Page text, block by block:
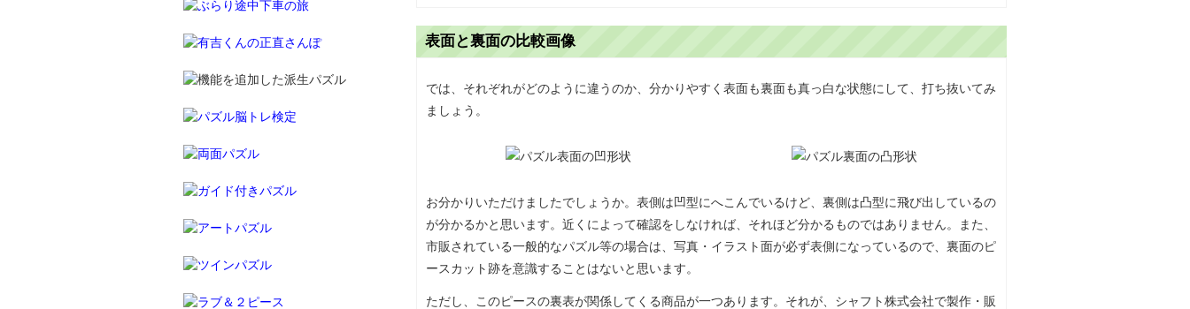
表面と裏面の比較画像
では、それぞれがどのように違うのか、分かりやすく表面も裏面も真っ白な状態にして、打ち抜いてみ
ましょう。
お分かりいただけましたでしょうか。表側は凹型にへこんでいるけど、裏側は凸型に飛び出しているの
が分かるかと思います。近くによって確認をしなければ、それほど分かるものではありません。また、
市販されている一般的なパズル等の場合は、写真・イラスト面が必ず表側になっているので、裏面のピ
ースカット跡を意識することはないと思います。
ただし、このピースの裏表が関係してくる商品が一つあります。それが、シャフト株式会社で製作・販